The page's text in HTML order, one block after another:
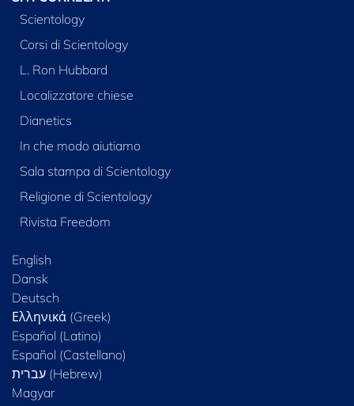
Scientology
Corsi di Scientology
L. Ron Hubbard
Localizzatore chiese
Dianetics
In che modo aiutiamo
Sala stampa di Scientology
Religione di Scientology
Rivista Freedom
English
Dansk
Deutsch
Ελληνικά (Greek)
Español (Latino)
Español (Castellano)
Magyar